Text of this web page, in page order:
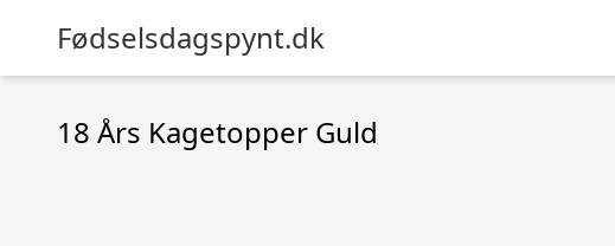
Fødselsdagspynt.dk
18 Års Kagetopper Guld